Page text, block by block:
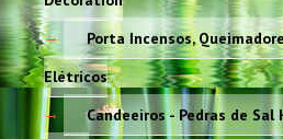
Porta Incensos,
Elétricos
Candeeiros - Pedras de